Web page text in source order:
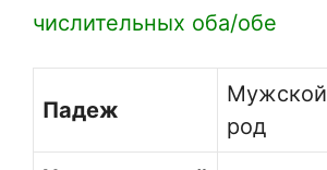
числительных оба/обе
Падеж
Мужской
род